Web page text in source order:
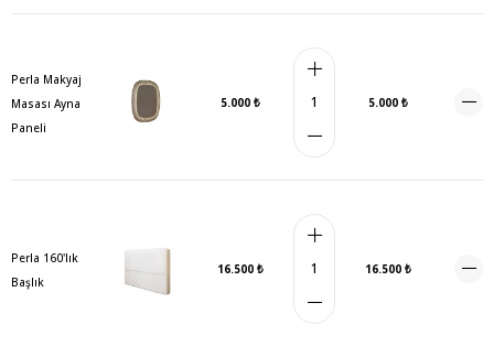
Perla Makyaj
Masası Ayna
Paneli
5.000 ₺ 5.000 ₺
Perla 160'lık
Başlık
16.500 ₺ 16.500 ₺